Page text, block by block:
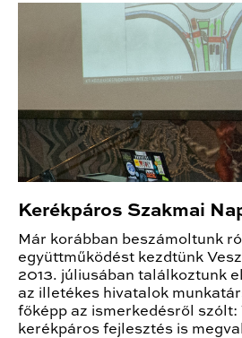
Kerékpáros Szakmai
Már korábban beszámoltunk
együttműködést kezdtünk
2013. júliusában találkoztunk
az illetékes hivatalok
főképp az ismerkedésről szólt:
kerékpáros fejlesztés is